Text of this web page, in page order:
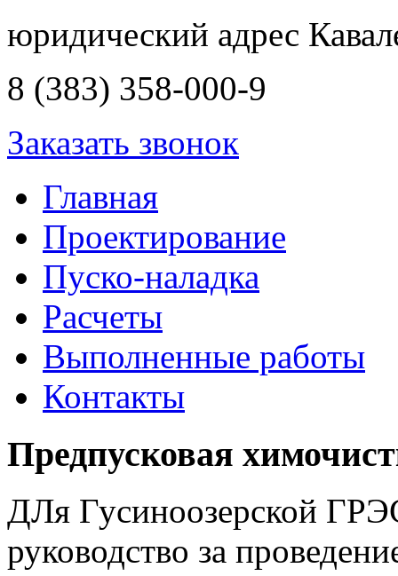
юридический адрес
8 (383) 358-000-9
Заказать звонок
Главная
Проектирование
Пуско-наладка
Расчеты
Выполненные работы
Контакты
Предпусковая
ДЛя Гусиноозерской
руководство за